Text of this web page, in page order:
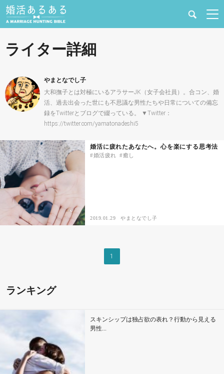
恋愛の悩み
合コン・街コン
マッチングアプリ
結婚相談所
あるある
占い・診断
ライター詳細
やまとなでし子
大和撫子とは対極にいるアラサーJK（女子会社員）。合コン、婚
活、過去出会った世にも不思議な男性たちや日常についての備忘
録をTwitterとブログで綴っている。 ▼Twitter：
https://twitter.com/yamatonadeshi5
婚活に疲れたあなたへ。心を楽にする思考法
婚活疲れ 癒し
2019.01.29 やまとなでし子
1
ランキング
スキンシップは独占欲の表れ？行動から見える
男性...